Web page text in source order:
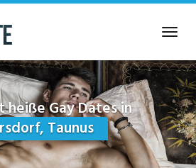
Gay Dates in
Taunus